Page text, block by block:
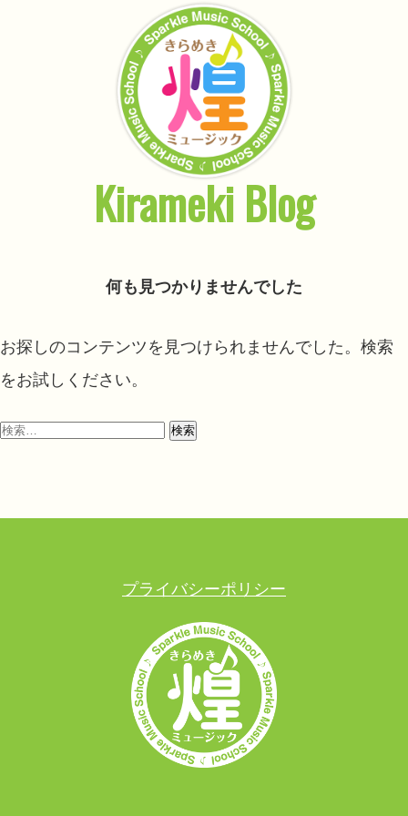
Kirameki Blog
何も見つかりませんでした
お探しのコンテンツを見つけられませんでした。検索
をお試しください。
プライバシーポリシー